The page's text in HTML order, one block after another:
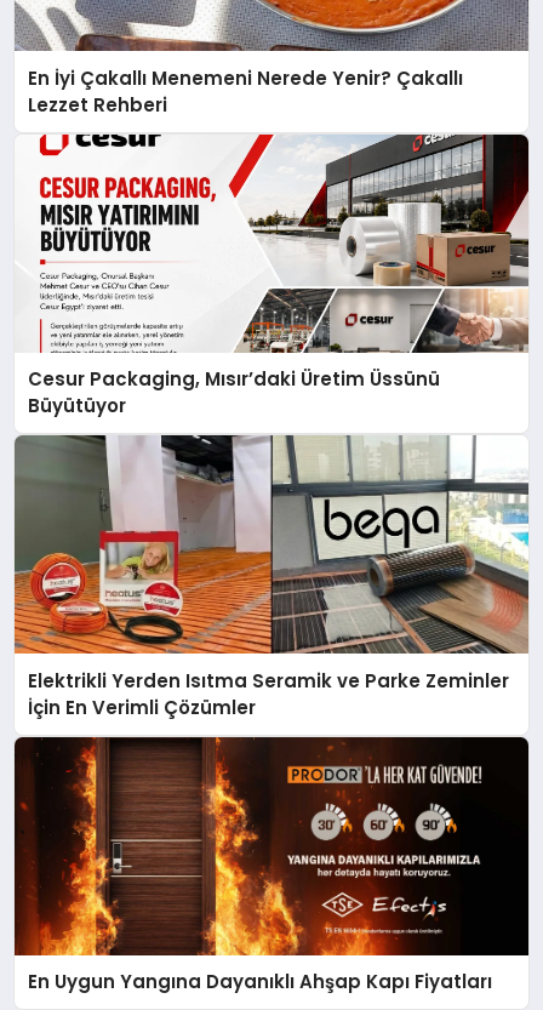
En İyi Çakallı Menemeni Nerede Yenir? Çakallı
Lezzet Rehberi
Cesur Packaging, Mısır’daki Üretim Üssünü
Büyütüyor
Elektrikli Yerden Isıtma Seramik ve Parke Zeminler
İçin En Verimli Çözümler
En Uygun Yangına Dayanıklı Ahşap Kapı Fiyatları